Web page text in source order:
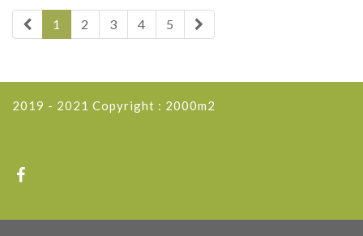
1 2 3 4 5
2019 - 2021 Copyright : 2000m2